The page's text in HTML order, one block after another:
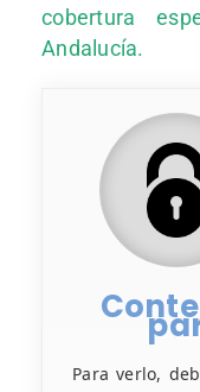
cobertura
Andalucía.
Para verlo,